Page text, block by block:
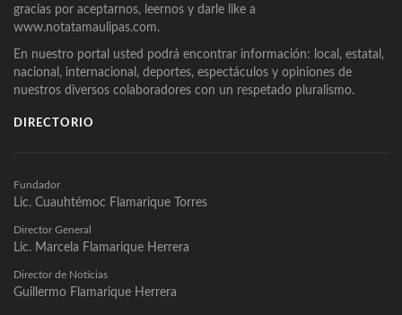
gracias por aceptarnos, leernos y darle like a
www.notatamaulipas.com.
En nuestro portal usted podrá encontrar información: local, estatal,
nacional, internacional, deportes, espectáculos y opiniones de
nuestros diversos colaboradores con un respetado pluralismo.
DIRECTORIO
Fundador
Lic. Cuauhtémoc Flamarique Torres
Director General
Lic. Marcela Flamarique Herrera
Director de Noticias
Guillermo Flamarique Herrera